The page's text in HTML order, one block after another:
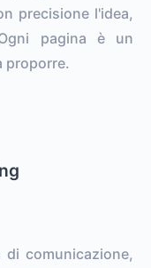
precisione l'idea,
pagina è un
proporre.
di comunicazione,